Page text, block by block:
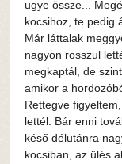
ugye össze...
kocsihoz, te pedig
Már láttalak
nagyon rosszul
megkaptál, de
amikor a
Rettegve
lettél. Bár enni
késő délutánra
kocsiban, az ülés